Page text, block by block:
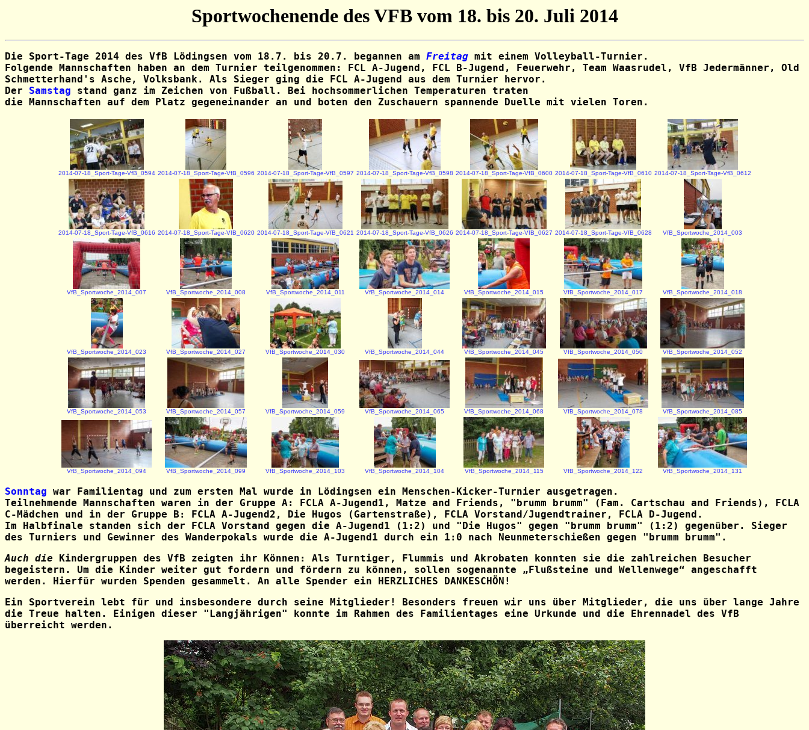
Sportwochenende des VFB vom 18. bis 20. Juli 2014
Die Sport-Tage 2014 des VfB Lödingsen vom 18.7. bis 20.7. begannen am Freitag mit einem Volleyball-Turnier .
Folgende Mannschaften haben an dem Turnier teilgenommen: FCL A-Jugend, FCL B-Jugend, Feuerwehr, Team Waasrudel, VfB Jedermänner, Old
Schmetterhand's Asche, Volksbank. Als Sieger ging die FCL A-Jugend aus dem Turnier hervor.
Der Samstag stand ganz im Zeichen von Fußball. Bei hochsommerlichen Temperaturen traten
die Mannschaften auf dem Platz gegeneinander an und boten den Zuschauern spannende Duelle mit vielen Toren.
2014-07-18_Sport-Tage-VfB_0594 2014-07-18_Sport-Tage-VfB_0596 2014-07-18_Sport-Tage-VfB_0597 2014-07-18_Sport-Tage-VfB_0598 2014-07-18_Sport-Tage-VfB_0600 2014-07-18_Sport-Tage-VfB_0610 2014-07-18_Sport-Tage-VfB_0612
2014-07-18_Sport-Tage-VfB_0616 2014-07-18_Sport-Tage-VfB_0620 2014-07-18_Sport-Tage-VfB_0621 2014-07-18_Sport-Tage-VfB_0626 2014-07-18_Sport-Tage-VfB_0627 2014-07-18_Sport-Tage-VfB_0628 VfB_Sportwoche_2014_003
VfB_Sportwoche_2014_007 VfB_Sportwoche_2014_008 VfB_Sportwoche_2014_011 VfB_Sportwoche_2014_014 VfB_Sportwoche_2014_015 VfB_Sportwoche_2014_017 VfB_Sportwoche_2014_018
VfB_Sportwoche_2014_023 VfB_Sportwoche_2014_027 VfB_Sportwoche_2014_030 VfB_Sportwoche_2014_044 VfB_Sportwoche_2014_045 VfB_Sportwoche_2014_050 VfB_Sportwoche_2014_052
VfB_Sportwoche_2014_053 VfB_Sportwoche_2014_057 VfB_Sportwoche_2014_059 VfB_Sportwoche_2014_065 VfB_Sportwoche_2014_068 VfB_Sportwoche_2014_078 VfB_Sportwoche_2014_085
VfB_Sportwoche_2014_094 VfB_Sportwoche_2014_099 VfB_Sportwoche_2014_103 VfB_Sportwoche_2014_104 VfB_Sportwoche_2014_115 VfB_Sportwoche_2014_122 VfB_Sportwoche_2014_131
Sonntag war Familientag und zum ersten Mal wurde in Lödingsen ein Menschen-Kicker-Turnier ausgetragen.
Teilnehmende Mannschaften waren in der Gruppe A: FCLA A-Jugend1, Matze and Friends, "brumm brumm" (Fam. Cartschau and Friends), FCLA
C-Mädchen und in der Gruppe B: FCLA A-Jugend2, Die Hugos (Gartenstraße), FCLA Vorstand/Jugendtrainer, FCLA D-Jugend.
Im Halbfinale standen sich der FCLA Vorstand gegen die A-Jugend1 (1:2) und "Die Hugos" gegen "brumm brumm" (1:2) gegenüber. Sieger
des Turniers und Gewinner des Wanderpokals wurde die A-Jugend1 durch ein 1:0 nach Neunmeterschießen gegen "brumm brumm".
Auch die
Kindergruppen des VfB zeigten ihr Können: Als Turntiger, Flummis und Akrobaten konnten sie die zahlreichen Besucher
begeistern. Um die Kinder weiter gut fordern und fördern zu können, sollen sogenannte „Flußsteine und Wellenwege“ angeschafft
werden. Hierfür wurden Spenden gesammelt. An alle Spender ein HERZLICHES DANKESCHÖN!
Ein Sportverein lebt für und insbesondere durch seine Mitglieder! Besonders freuen wir uns über Mitglieder, die uns über lange Jahre
die Treue halten. Einigen dieser "Langjährigen" konnte im Rahmen des Familientages eine Urkunde und die Ehrennadel des VfB
überreicht werden.